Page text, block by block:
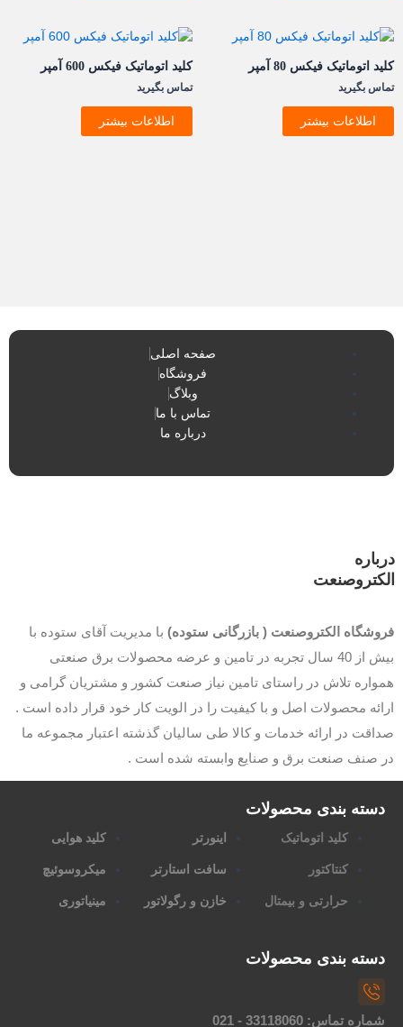
کلید اتوماتیک فيکس 80 آمپر
تماس بگیرید
اطلاعات بیشتر
کلید اتوماتیک فیکس 600 آمپر
تماس بگیرید
اطلاعات بیشتر
صفحه اصلی
فروشگاه
وبلاگ
تماس با ما
درباره ما
درباره
الکتروصنعت
فروشگاه الکتروصنعت ( بازرگانی ستوده) با مدیریت آقای ستوده با
بیش از 40 سال تجربه در تامین و عرضه محصولات برق صنعتی
همواره تلاش در راستای تامین نیاز صنعت کشور و مشتریان گرامی و
ارائه محصولات اصل و با کیفیت را در الویت کار خود قرار داده است .
صداقت در ارائه خدمات و کالا طی سالیان گذشته اعتبار مجموعه ما
در صنف صنعت برق و صنایع وابسته شده است .
دسته بندی محصولات
کلید اتوماتیک
کنتاکتور
حرارتی و بیمتال
اینورتر
سافت استارتر
خازن و رگولاتور
کلید هوایی
میکروسوئیچ
مینیاتوری
دسته بندی محصولات
شماره تماس: 33118060 - 021